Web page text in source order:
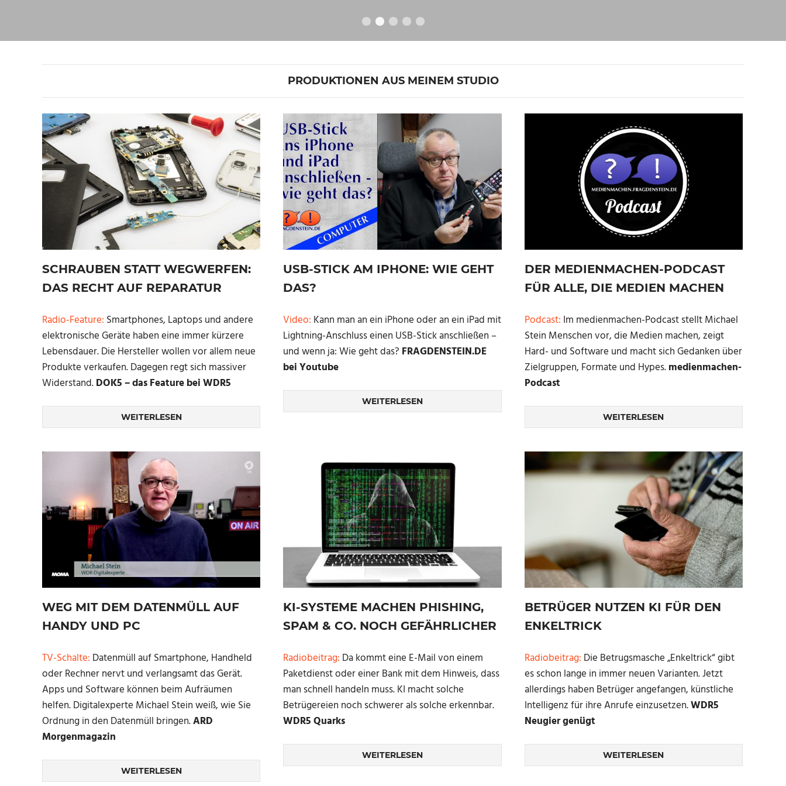
PRODUKTIONEN AUS MEINEM STUDIO
SCHRAUBEN STATT WEGWERFEN:
DAS RECHT AUF REPARATUR
Radio-Feature: Smartphones, Laptops und andere
elektronische Geräte haben eine immer kürzere
Lebensdauer. Die Hersteller wollen vor allem neue
Produkte verkaufen. Dagegen regt sich massiver
Widerstand.DOK5 – das Feature bei WDR5
WEITERLESEN
USB-STICK AM IPHONE: WIE GEHT
DAS?
Video: Kann man an ein iPhone oder an ein iPad mit
Lightning-Anschluss einen USB-Stick anschließen –
und wenn ja: Wie geht das? FRAGDENSTEIN.DE
bei Youtube
WEITERLESEN
DER MEDIENMACHEN-PODCAST
FÜR ALLE, DIE MEDIEN MACHEN
Podcast: Im medienmachen-Podcast stellt Michael
Stein Menschen vor, die Medien machen, zeigt
Hard- und Software und macht sich Gedanken über
Zielgruppen, Formate und Hypes.medienmachen-
Podcast
WEITERLESEN
WEG MIT DEM DATENMÜLL AUF
HANDY UND PC
TV-Schalte: Datenmüll auf Smartphone, Handheld
oder Rechner nervt und verlangsamt das Gerät.
Apps und Software können beim Aufräumen
helfen. Digitalexperte Michael Stein weiß, wie Sie
Ordnung in den Datenmüll bringen.ARD
Morgenmagazin
WEITERLESEN
KI-SYSTEME MACHEN PHISHING,
SPAM & CO. NOCH GEFÄHRLICHER
Radiobeitrag: Da kommt eine E-Mail von einem
Paketdienst oder einer Bank mit dem Hinweis, dass
man schnell handeln muss. KI macht solche
Betrügereien noch schwerer als solche erkennbar.
WDR5 Quarks
WEITERLESEN
BETRÜGER NUTZEN KI FÜR DEN
ENKELTRICK
Radiobeitrag: Die Betrugsmasche „Enkeltrick“ gibt
es schon lange in immer neuen Varianten. Jetzt
allerdings haben Betrüger angefangen, künstliche
Intelligenz für ihre Anrufe einzusetzen.WDR5
Neugier genügt
WEITERLESEN